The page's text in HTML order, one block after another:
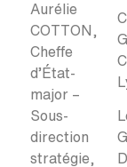
Aurélie
COTTON,
Cheffe
d’État-
major –
Sous-
direction
stratégie,